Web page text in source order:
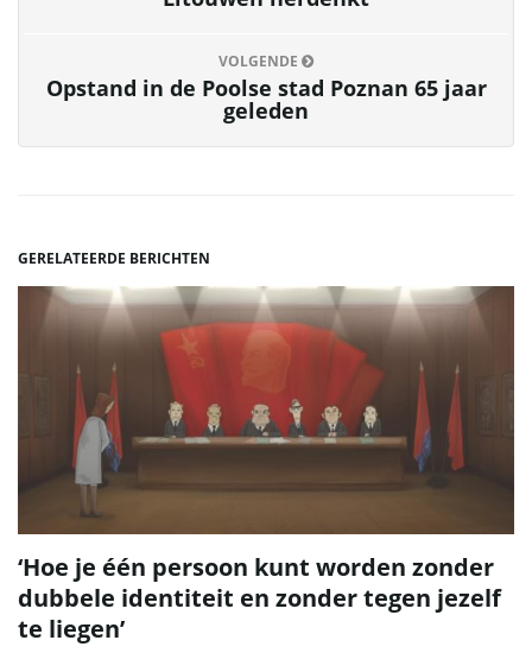
VOLGENDE
Opstand in de Poolse stad Poznan 65 jaar
geleden
GERELATEERDE BERICHTEN
‘Hoe je één persoon kunt worden zonder
dubbele identiteit en zonder tegen jezelf
te liegen’